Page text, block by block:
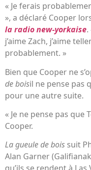
« Je ferais
», a déclaré Cooper
la radio new-yorkaise.
j’aime Zach, j’aime
probablement. »
Bien que Cooper ne
de boisil ne pense pas
pour une autre suite.
« Je ne pense pas que
Cooper.
La gueule de bois suit
Alan Garner